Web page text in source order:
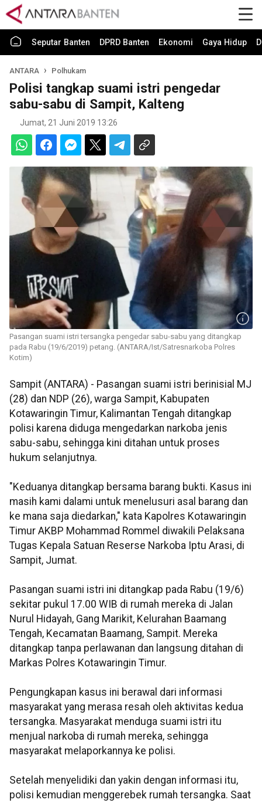
Seputar Banten DPRD Banten Ekonomi Gaya Hidup
ANTARA Polhukam
Polisi tangkap suami istri pengedar
sabu-sabu di Sampit, Kalteng
Jumat, 21 Juni 2019 13:26
Pasangan suami istri tersangka pengedar sabu-sabu yang ditangkap
pada Rabu (19/6/2019) petang. (ANTARA/Ist/Satresnarkoba Polres
Kotim)
Sampit (ANTARA) - Pasangan suami istri berinisial MJ
(28) dan NDP (26), warga Sampit, Kabupaten
Kotawaringin Timur, Kalimantan Tengah ditangkap
polisi karena diduga mengedarkan narkoba jenis
sabu-sabu, sehingga kini ditahan untuk proses
hukum selanjutnya.
"Keduanya ditangkap bersama barang bukti. Kasus ini
masih kami dalami untuk menelusuri asal barang dan
ke mana saja diedarkan," kata Kapolres Kotawaringin
Timur AKBP Mohammad Rommel diwakili Pelaksana
Tugas Kepala Satuan Reserse Narkoba Iptu Arasi, di
Sampit, Jumat.
Pasangan suami istri ini ditangkap pada Rabu (19/6)
sekitar pukul 17.00 WIB di rumah mereka di Jalan
Nurul Hidayah, Gang Marikit, Kelurahan Baamang
Tengah, Kecamatan Baamang, Sampit. Mereka
ditangkap tanpa perlawanan dan langsung ditahan di
Markas Polres Kotawaringin Timur.
Pengungkapan kasus ini berawal dari informasi
masyarakat yang merasa resah oleh aktivitas kedua
tersangka. Masyarakat menduga suami istri itu
menjual narkoba di rumah mereka, sehingga
masyarakat melaporkannya ke polisi.
Setelah menyelidiki dan yakin dengan informasi itu,
polisi kemudian menggerebek rumah tersangka. Saat